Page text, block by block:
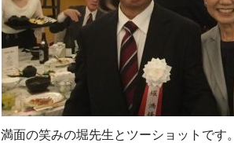
満面の笑みの堀先生とツーショットです。